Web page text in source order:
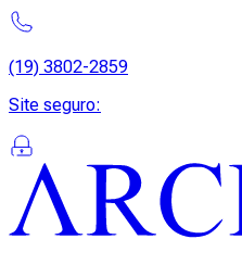
(19) 3802-2859
Site seguro: